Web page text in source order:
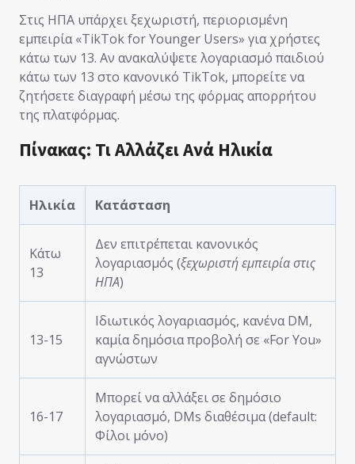
Στις ΗΠΑ υπάρχει ξεχωριστή, περιορισμένη
εμπειρία «TikTok for Younger Users» για χρήστες
κάτω των 13. Αν ανακαλύψετε λογαριασμό παιδιού
κάτω των 13 στο κανονικό TikTok, μπορείτε να
ζητήσετε διαγραφή μέσω της φόρμας απορρήτου
της πλατφόρμας.
Πίνακας: Τι Αλλάζει Ανά Ηλικία
Ηλικία Κατάσταση
Κάτω
13
Δεν επιτρέπεται κανονικός
λογαριασμός (ξεχωριστή εμπειρία στις
ΗΠΑ)
13-15
Ιδιωτικός λογαριασμός, κανένα DM,
καμία δημόσια προβολή σε «For You»
αγνώστων
16-17
Μπορεί να αλλάξει σε δημόσιο
λογαριασμό, DMs διαθέσιμα (default:
Φίλοι μόνο)